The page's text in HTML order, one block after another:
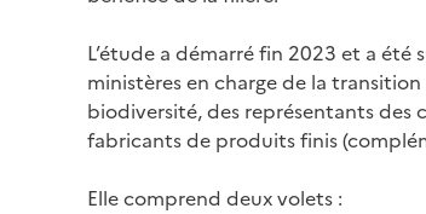
L’étude a démarré fin 2023 et a
ministères en charge de la
biodiversité, des représentants des
fabricants de produits finis
Elle comprend deux volets :